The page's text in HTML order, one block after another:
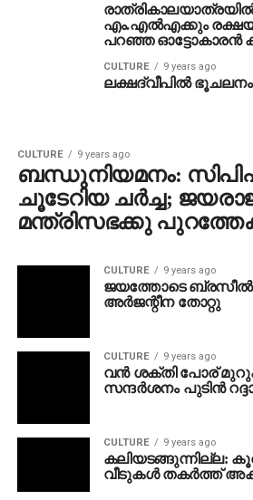
എം.എല്‍എക്കും
പറഞ്ഞ ഓട്ടോകാരന്‍
CULTURE 9 years ago
ലക്ഷദ്വീപില്‍ ഭൂചലനം
CULTURE 9 years ago
ബന്ധുനിയമനം:
ചൂടേറിയ ചര്‍ച്ച;
മന്ത്രിസഭക്കു
CULTURE 9 years ago
ജയത്തോടെ ബ്രസീൽ
അർജന്റീന തോറ്റു
CULTURE 9 years ago
വന്‍ ശക്തി പോര്
സന്ദര്‍ശനം പുടിന്‍
CULTURE 9 years ago
കലിയടങ്ങുന്നില്ല:
വീടുകള്‍ തകര്‍ത്ത്